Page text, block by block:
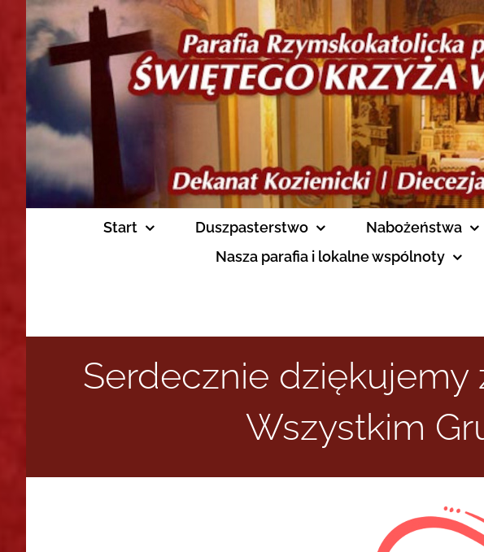
Skip
Start Duszpasterstwo Nabożeństwa
Nasza parafia i lokalne wspólnoty
Serdecznie dziękujemy
Wszystkim